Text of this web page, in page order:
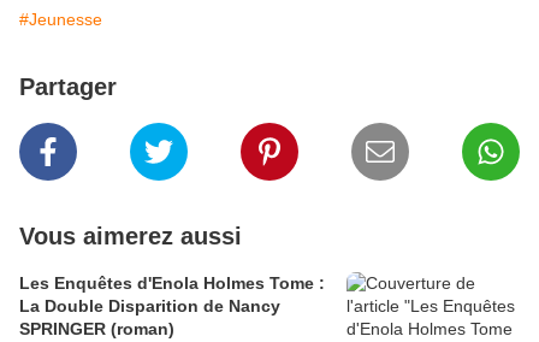
#Jeunesse
Partager
Vous aimerez aussi
Les Enquêtes d'Enola Holmes Tome :
La Double Disparition de Nancy
SPRINGER (roman)